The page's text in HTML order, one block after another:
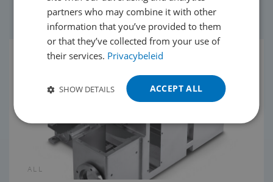
ALL
GERMAN
SPANISH
partners who may combine it with other
information that you’ve provided to them
or that they’ve collected from your use of
their services. Privacybeleid
ACCEPT ALL
SHOW DETAILS